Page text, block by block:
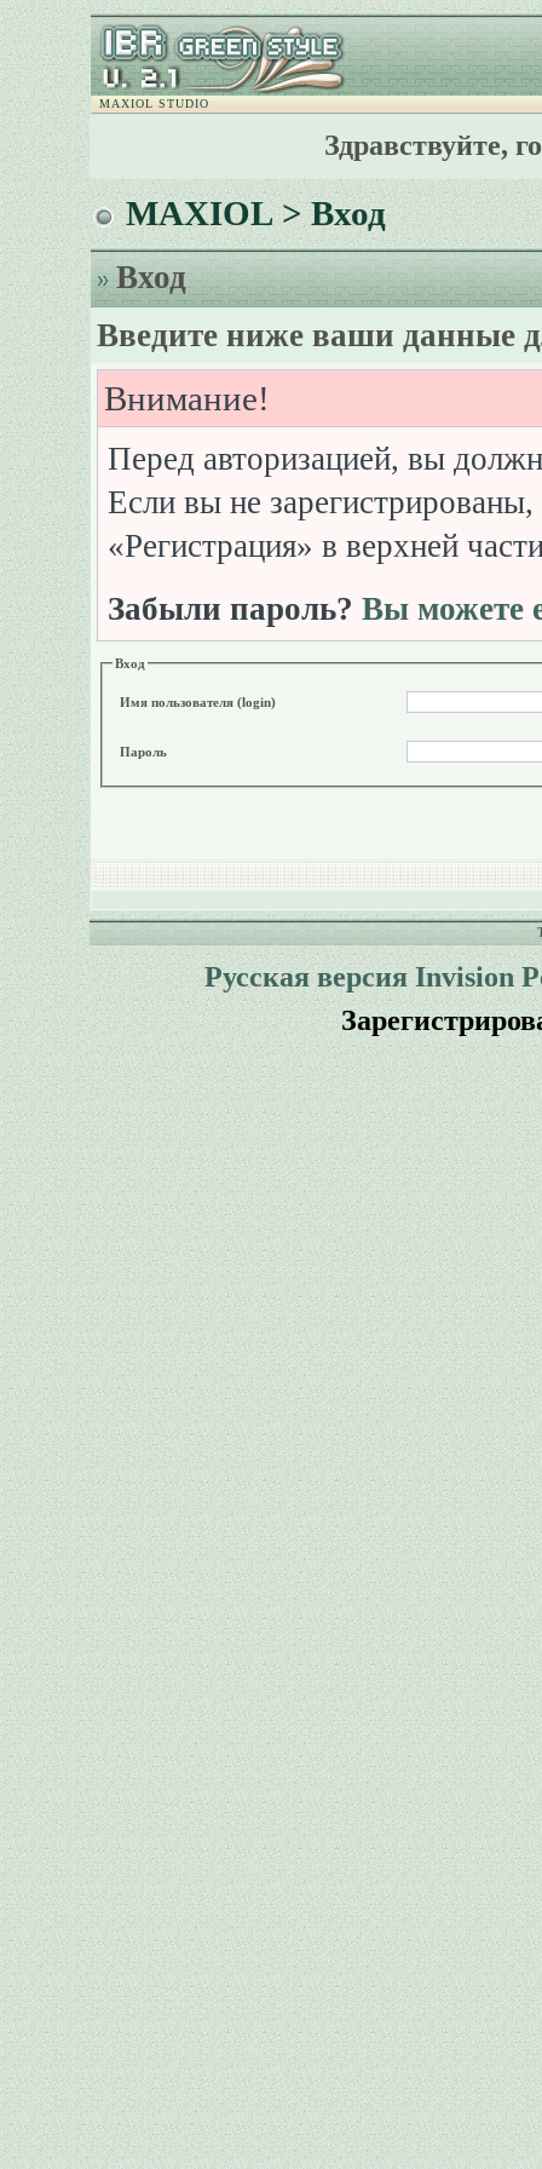
MAXIOL STUDIO
Здравствуйте,
MAXIOL> Вход
Вход
Введите ниже ваши данные
Внимание!
Перед авторизацией, вы
Если вы не
«Регистрация» в верхней
Забыли пароль? Вы можете
Вход
Имя пользователя (login)
Пароль
Русская версия Invision